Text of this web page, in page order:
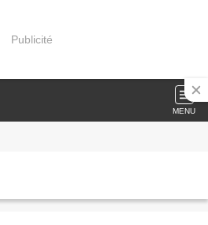
Publicité
MENU